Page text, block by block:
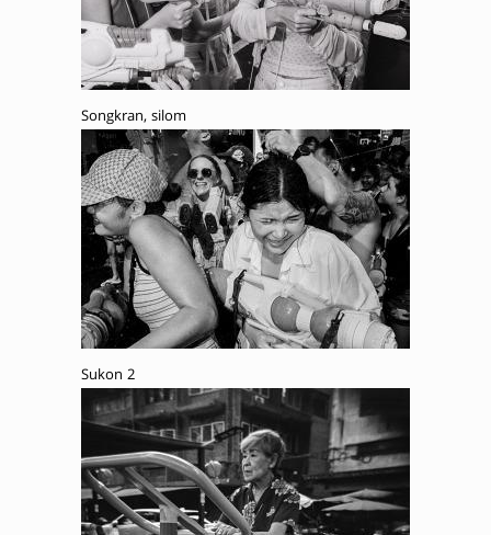
Songkran, silom
Sukon 2